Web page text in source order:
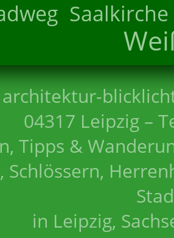
Saalkirche
04317 Leipzig –
Tipps &
Schlössern,
in Leipzig,